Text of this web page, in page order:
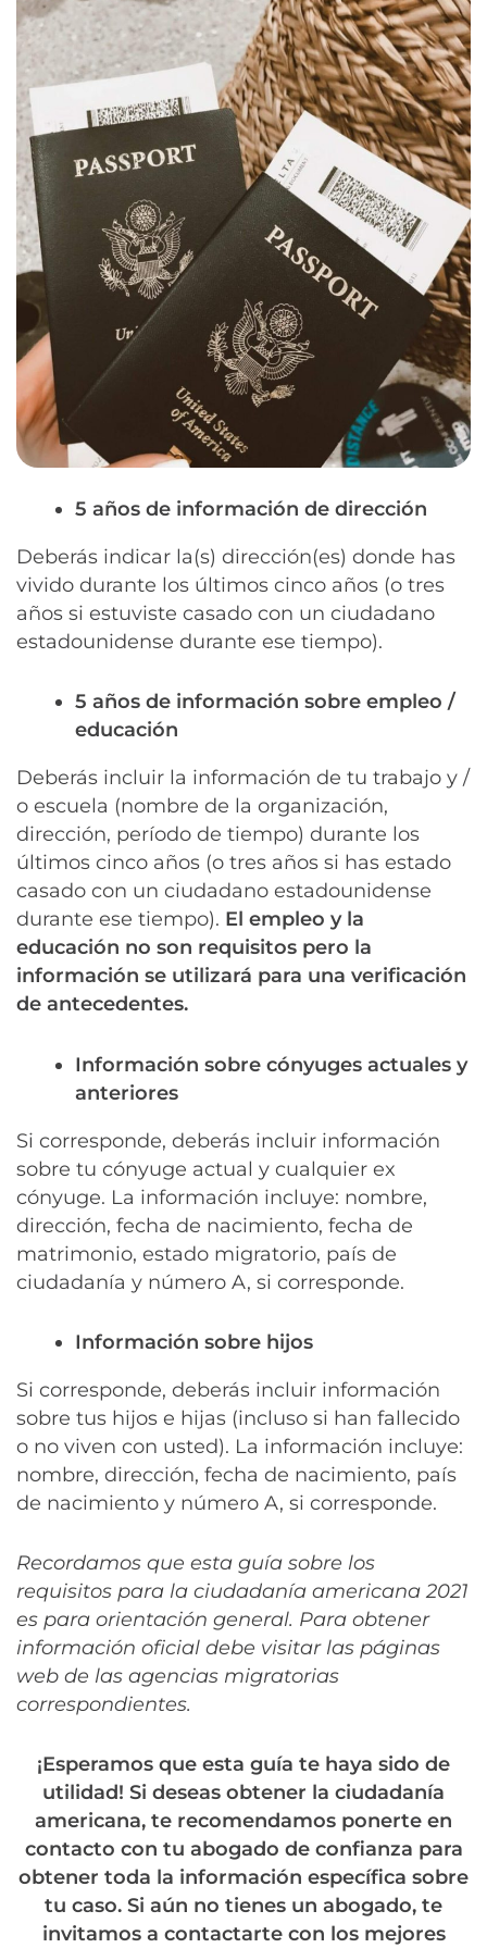
5 años de información de dirección
Deberás indicar la(s) dirección(es) donde has
vivido durante los últimos cinco años (o tres
años si estuviste casado con un ciudadano
estadounidense durante ese tiempo).
5 años de información sobre empleo /
educación
Deberás incluir la información de tu trabajo y /
o escuela (nombre de la organización,
dirección, período de tiempo) durante los
últimos cinco años (o tres años si has estado
casado con un ciudadano estadounidense
durante ese tiempo). El empleo y la
educación no son requisitos pero la
información se utilizará para una verificación
de antecedentes.
Información sobre cónyuges actuales y
anteriores
Si corresponde, deberás incluir información
sobre tu cónyuge actual y cualquier ex
cónyuge. La información incluye: nombre,
dirección, fecha de nacimiento, fecha de
matrimonio, estado migratorio, país de
ciudadanía y número A, si corresponde.
Información sobre hijos
Si corresponde, deberás incluir información
sobre tus hijos e hijas (incluso si han fallecido
o no viven con usted). La información incluye:
nombre, dirección, fecha de nacimiento, país
de nacimiento y número A, si corresponde.
Recordamos que esta guía sobre los
requisitos para la ciudadanía americana 2021
es para orientación general. Para obtener
información oficial debe visitar las páginas
web de las agencias migratorias
correspondientes.
¡Esperamos que esta guía te haya sido de
utilidad! Si deseas obtener la ciudadanía
americana, te recomendamos ponerte en
contacto con tu abogado de confianza para
obtener toda la información específica sobre
tu caso. Si aún no tienes un abogado, te
invitamos a contactarte con los mejores